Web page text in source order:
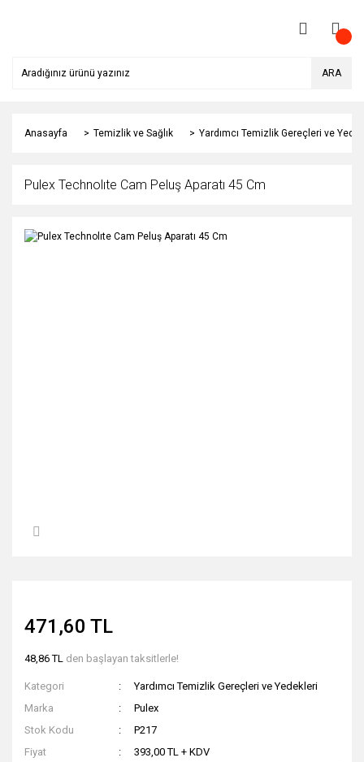
ARA
Anasayfa Temizlik ve Sağlık Yardımcı Temizlik Gereçleri ve
Pulex Technolıte Cam Peluş Aparatı 45 Cm
471,60 TL
48,86 TL den başlayan taksitlerle!
Kategori
Yardımcı Temizlik Gereçleri ve Yedekleri
Marka
Pulex
Stok Kodu
P217
Fiyat
393,00 TL + KDV